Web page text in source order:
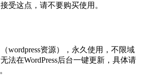
受这点，请不要购买使用。
wordpress资源），永久使用，不限域
法在WordPress后台一键更新，具体请